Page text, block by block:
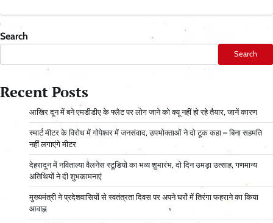
Search
Search
Recent Posts
आ​खिर दून में बने एमडीडीए के फ्लैट पर लोग जाने को क्यू नहीं हो रहे तैयार, जानें कारण
स्मार्ट मीटर के विरोध में गोपेश्वर में जनसंवाद, उपभोक्ताओं ने दो टूक कहा – बिना सहमति
नहीं लगाएंगे मीटर
देहरादून में नविताल्या वैलनेस स्टूडियो का भव्य शुभारंभ, दो दिन उमड़ा उत्साह, गणमान्य
अतिथियों ने दी शुभकामनाएं
मुख्यमंत्री ने प्रदेशवासियों से स्वतंत्रता दिवस पर अपने घरों में तिरंगा फहराने का किया
आवाह्न